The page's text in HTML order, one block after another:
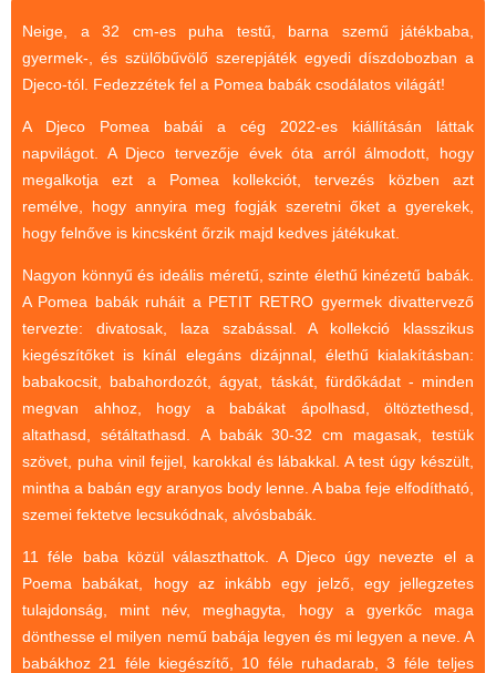
Neige, a 32 cm-es puha testű, barna szemű játékbaba,
gyermek-, és szülőbűvölő szerepjáték egyedi díszdobozban a
Djeco-tól. Fedezzétek fel a Pomea babák csodálatos világát!
A Djeco Pomea babái a cég 2022-es kiállításán láttak
napvilágot. A Djeco tervezője évek óta arról álmodott, hogy
megalkotja ezt a Pomea kollekciót, tervezés közben azt
remélve, hogy annyira meg fogják szeretni őket a gyerekek,
hogy felnőve is kincsként őrzik majd kedves játékukat.
Nagyon könnyű és ideális méretű, szinte élethű kinézetű babák.
A Pomea babák ruháit a PETIT RETRO gyermek divattervező
tervezte: divatosak, laza szabással. A kollekció klasszikus
kiegészítőket is kínál elegáns dizájnnal, élethű kialakításban:
babakocsit, babahordozót, ágyat, táskát, fürdőkádat - minden
megvan ahhoz, hogy a babákat ápolhasd, öltöztethesd,
altathasd, sétáltathasd. A babák 30-32 cm magasak, testük
szövet, puha vinil fejjel, karokkal és lábakkal. A test úgy készült,
mintha a babán egy aranyos body lenne. A baba feje elfodítható,
szemei fektetve lecsukódnak, alvósbabák.
11 féle baba közül választhattok. A Djeco úgy nevezte el a
Poema babákat, hogy az inkább egy jelző, egy jellegzetes
tulajdonság, mint név, meghagyta, hogy a gyerkőc maga
dönthesse el milyen nemű babája legyen és mi legyen a neve. A
babákhoz 21 féle kiegészítő, 10 féle ruhadarab, 3 féle teljes
Montessori játékok
Mozgásfejlesztő játékok
Okos partijátékok
Oktató játékok kutyáknak
Pasztell játékok
Pixelhobby
Puzzle
Spiegelburg játékok
Strandjátékok
Szerelés, barkácsolás, kerti
Szerepjáték
Tanulást segítő játék
Társasjáték
Tudományos játék